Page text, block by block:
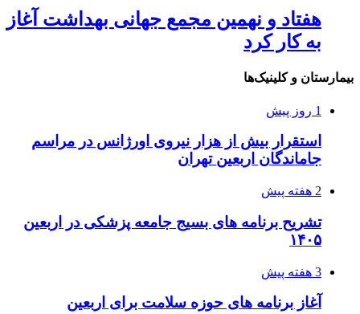
هفتاد و نهمین مجمع جهانی بهداشت آغاز
به کار کرد
بیمارستان و کلینیک‌ها
1 روز پیش
استقرار بیش از هزار نیروی اورژانس در مراسم
جاماندگان اربعین تهران
2 هفته پیش
تشریح برنامه های بسیج جامعه پزشکی در اربعین
۱۴۰۵
3 هفته پیش
آغاز برنامه های حوزه سلامت برای اربعین